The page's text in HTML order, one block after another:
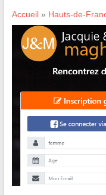
Accueil» Hauts-de-